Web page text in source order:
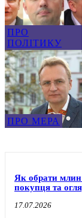
ПРО
ПОЛІТИКУ
ПРО МЕРА
Як обрати
покупця та
17.07.2026